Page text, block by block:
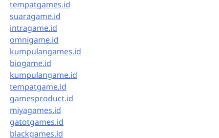
tempatgames.id
suaragame.id
intragame.id
omnigame.id
kumpulangames.id
biogame.id
kumpulangame.id
tempatgame.id
gamesproduct.id
miyagames.id
gatotgames.id
blackgames.id